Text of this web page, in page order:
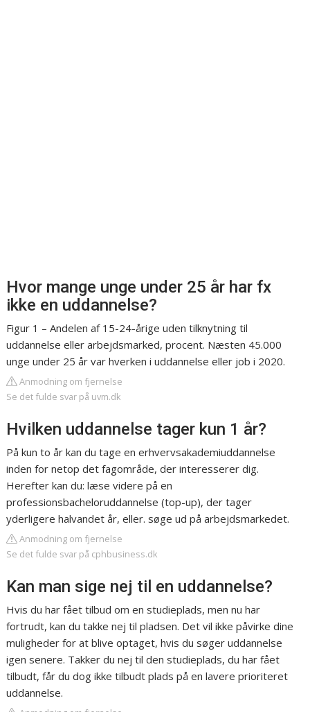
Hvor mange unge under 25 år har fx
ikke en uddannelse?
Figur 1 – Andelen af 15-24-årige uden tilknytning til
uddannelse eller arbejdsmarked, procent. Næsten 45.000
unge under 25 år var hverken i uddannelse eller job i 2020.
Anmodning om fjernelse
Se det fulde svar på uvm.dk
Hvilken uddannelse tager kun 1 år?
På kun to år kan du tage en erhvervsakademiuddannelse
inden for netop det fagområde, der interesserer dig.
Herefter kan du: læse videre på en
professionsbacheloruddannelse (top-up), der tager
yderligere halvandet år, eller. søge ud på arbejdsmarkedet.
Anmodning om fjernelse
Se det fulde svar på cphbusiness.dk
Kan man sige nej til en uddannelse?
Hvis du har fået tilbud om en studieplads, men nu har
fortrudt, kan du takke nej til pladsen. Det vil ikke påvirke dine
muligheder for at blive optaget, hvis du søger uddannelse
igen senere. Takker du nej til den studieplads, du har fået
tilbudt, får du dog ikke tilbudt plads på en lavere prioriteret
uddannelse.